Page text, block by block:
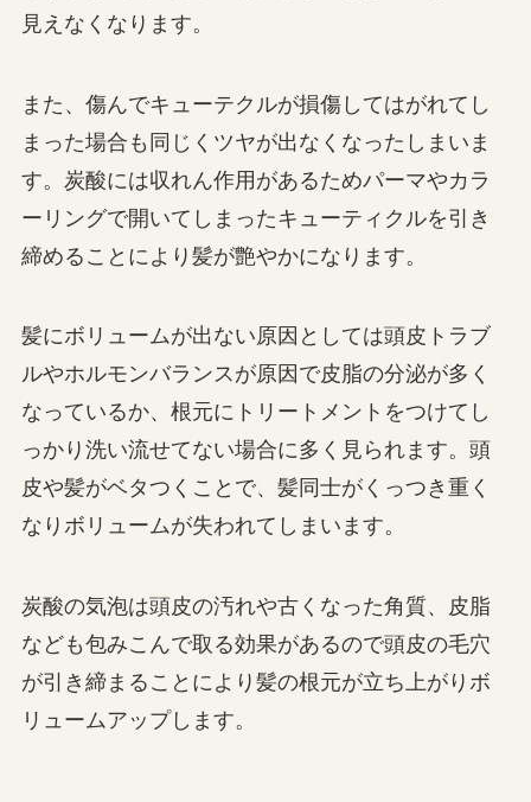
見えなくなります。
また、傷んでキューテクルが損傷してはがれてし
まった場合も同じくツヤが出なくなったしまいま
す。炭酸には収れん作用があるためパーマやカラ
ーリングで開いてしまったキューティクルを引き
締めることにより髪が艶やかになります。
髪にボリュームが出ない原因としては頭皮トラブ
ルやホルモンバランスが原因で皮脂の分泌が多く
なっているか、根元にトリートメントをつけてし
っかり洗い流せてない場合に多く見られます。頭
皮や髪がベタつくことで、髪同士がくっつき重く
なりボリュームが失われてしまいます。
炭酸の気泡は頭皮の汚れや古くなった角質、皮脂
なども包みこんで取る効果があるので頭皮の毛穴
が引き締まることにより髪の根元が立ち上がりボ
リュームアップします。